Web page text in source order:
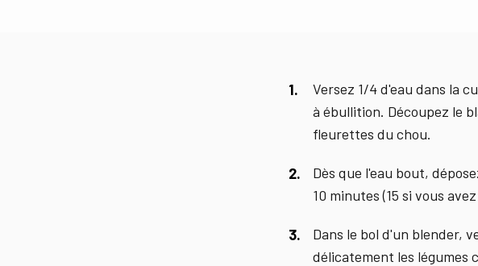
Versez 1/4 d'eau dans la
à ébullition. Découpez le
fleurettes du chou.
Dès que l'eau bout,
10 minutes (15 si vous
Dans le bol d'un blender,
délicatement les légumes